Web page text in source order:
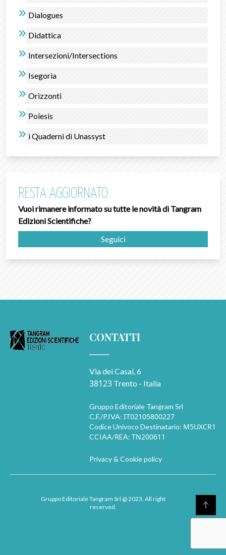
Dialogues
Didattica
Intersezioni/Intersections
Isegorìa
Orizzonti
Poîesis
i Quaderni di Unassyst
RESTA AGGIORNATO
Vuoi rimanere informato su tutte le novità di Tangram
Edizioni Scientifiche?
Seguici
CONTATTI
Via dei Casai, 6
38123 Trento - Italia
Gruppo Editoriale Tangram Srl
C.F./P.IVA: IT02105800227
Codice Univoco Destinatario: M5UXCR1
CCIAA/REA: TN200611
Privacy & Cookie policy
Gruppo Editoriale Tangram Srl @ 2023. All right
reserved.